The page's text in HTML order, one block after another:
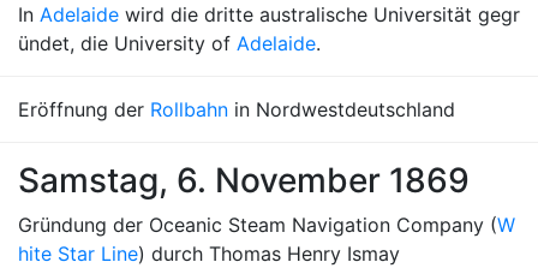
In Adelaide wird die dritte australische Universität gegr
ündet, die University of Adelaide.
Eröffnung der Rollbahn in Nordwestdeutschland
Samstag, 6. November 1869
Gründung der Oceanic Steam Navigation Company (W
hite Star Line) durch Thomas Henry Ismay